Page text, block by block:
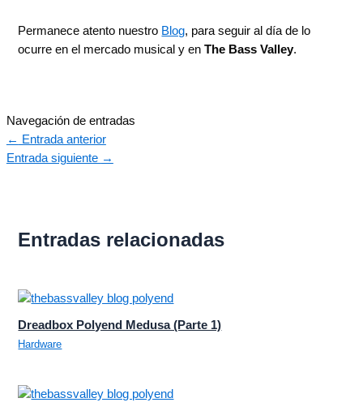
Permanece atento nuestro Blog, para seguir al día de lo
ocurre en el mercado musical y enThe Bass Valley.
Navegación de entradas
← Entrada anterior
Entrada siguiente →
Entradas relacionadas
Dreadbox Polyend Medusa (Parte 1)
Hardware